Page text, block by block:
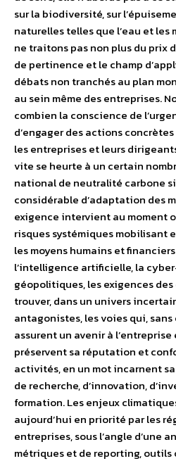
sur la biodiversité, sur
naturelles telles que l’eau et les
ne traitons pas non plus du prix
de pertinence et le champ
débats non tranchés au plan
au sein même des entreprises.
combien la conscience de
d’engager des actions
les entreprises et leurs
vite se heurte à un certain
national de neutralité carbone
considérable d’adaptation des
exigence intervient au moment
risques systémiques mobilisant
les moyens humains et
l’intelligence artificielle, la
géopolitiques, les exigences
trouver, dans un univers
antagonistes, les voies qui,
assurent un avenir à l’entreprise
préservent sa réputation et
activités, en un mot incarnent sa
de recherche, d’innovation,
formation. Les enjeux
aujourd’hui en priorité par les
entreprises, sous l’angle d’une
métriques et de reporting, outils